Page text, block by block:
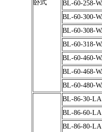
卧式
BL-60-258-
BL-60-300-
BL-60-308-
BL-60-318-
BL-60-460-
BL-60-468-
BL-60-480-
BL-86-30-LA
BL-86-60-LA
BL-86-80-LA